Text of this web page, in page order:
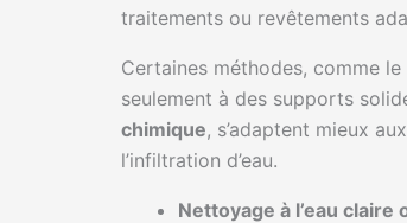
traitements ou revêtements
Certaines méthodes, comme le
seulement à des supports
chimique, s’adaptent mieux
l’infiltration d’eau.
Nettoyage à l’eau claire